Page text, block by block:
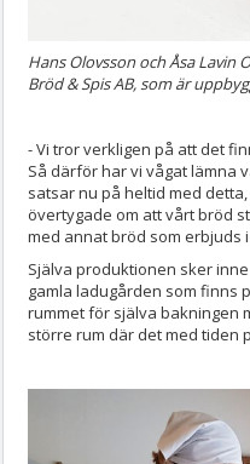
Hans Olovsson och Åsa Lavin
Bröd & Spis AB, som är
- Vi tror verkligen på att det
Så därför har vi vågat lämna
satsar nu på heltid med
övertygade om att vårt bröd
med annat bröd som erbjuds
Själva produktionen sker
gamla ladugården som finns
rummet för själva bakningen
större rum där det med tiden